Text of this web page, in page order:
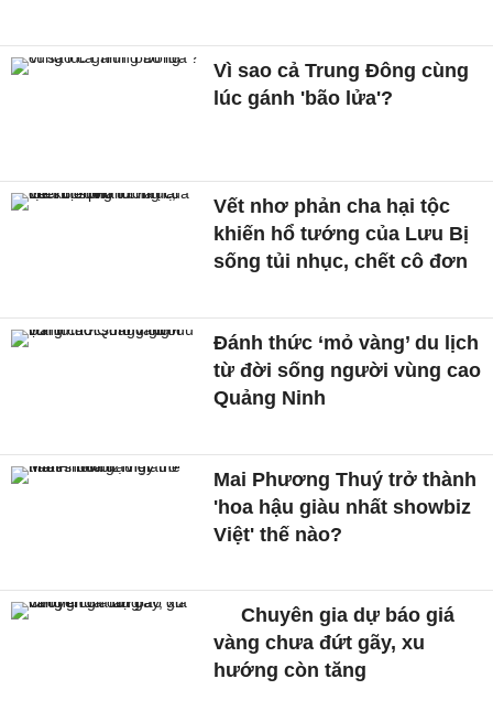
Vì sao cả Trung Đông cùng
lúc gánh 'bão lửa'?
Vết nhơ phản cha hại tộc
khiến hổ tướng của Lưu Bị
sống tủi nhục, chết cô đơn
Đánh thức ‘mỏ vàng’ du lịch
từ đời sống người vùng cao
Quảng Ninh
Mai Phương Thuý trở thành
'hoa hậu giàu nhất showbiz
Việt' thế nào?
Chuyên gia dự báo giá
vàng chưa đứt gãy, xu
hướng còn tăng